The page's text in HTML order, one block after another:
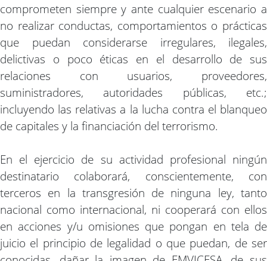
comprometen siempre y ante cualquier escenario a
no realizar conductas, comportamientos o prácticas
que puedan considerarse irregulares, ilegales,
delictivas o poco éticas en el desarrollo de sus
relaciones con usuarios, proveedores,
suministradores, autoridades públicas, etc.;
incluyendo las relativas a la lucha contra el blanqueo
de capitales y la financiación del terrorismo.
En el ejercicio de su actividad profesional ningún
destinatario colaborará, conscientemente, con
terceros en la transgresión de ninguna ley, tanto
nacional como internacional, ni cooperará con ellos
en acciones y/u omisiones que pongan en tela de
juicio el principio de legalidad o que puedan, de ser